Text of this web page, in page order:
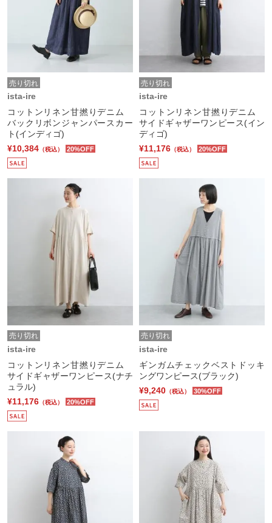
売り切れ
ista-ire
コットンリネン甘撚りデニム
バックリボンジャンパースカー
ト(インディゴ)
¥10,384 （税込） 20%OFF
売り切れ
ista-ire
コットンリネン甘撚りデニム
サイドギャザーワンピース(イン
ディゴ)
¥11,176 （税込） 20%OFF
売り切れ
ista-ire
コットンリネン甘撚りデニム
サイドギャザーワンピース(ナチ
ュラル)
¥11,176 （税込） 20%OFF
売り切れ
ista-ire
ギンガムチェックベストドッキ
ングワンピース(ブラック)
¥9,240 （税込） 30%OFF